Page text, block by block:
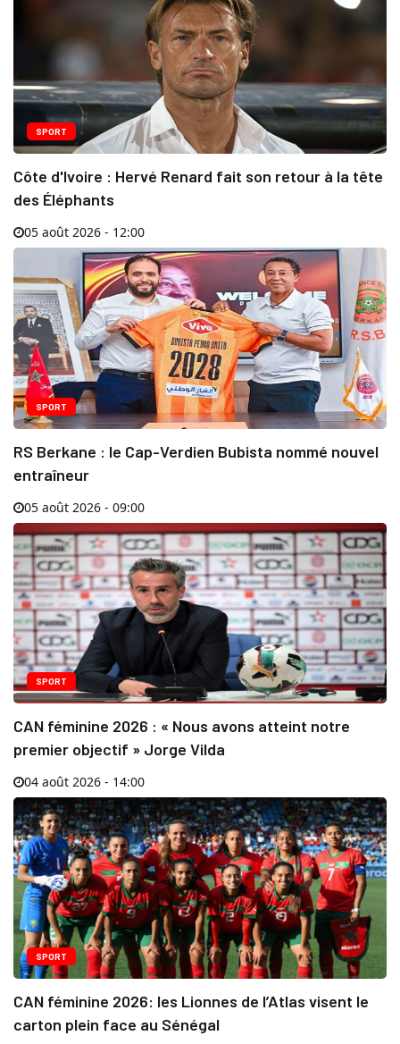
SPORT
Côte d'Ivoire : Hervé Renard fait son retour à la tête
des Éléphants
05 août 2026 - 12:00
SPORT
RS Berkane : le Cap-Verdien Bubista nommé nouvel
entraîneur
05 août 2026 - 09:00
SPORT
CAN féminine 2026 : « Nous avons atteint notre
premier objectif » Jorge Vilda
04 août 2026 - 14:00
SPORT
CAN féminine 2026: les Lionnes de l’Atlas visent le
carton plein face au Sénégal